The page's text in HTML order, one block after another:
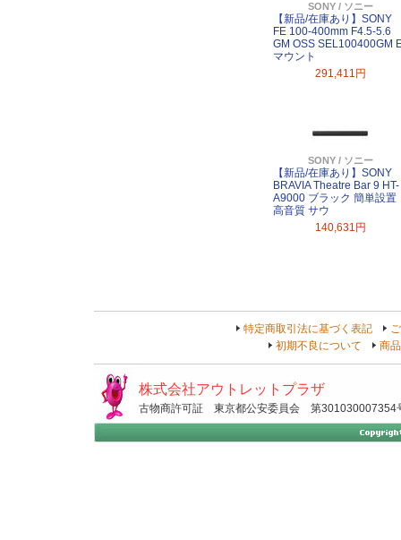
SONY / ソニー
【新品/在庫あり】SONY
FE 100-400mm F4.5-5.6
GM OSS SEL100400GM
マウント
291,411円
SONY / ソニー
【新品/在庫あり】SONY
BRAVIA Theatre Bar 9 HT-
A9000 ブラック 簡単設置
高音質 サウ
140,631円
特定商取引法に基づく表記
初期不良について
商
株式会社アウトレットプラザ
古物商許可証 東京都公安委員会 第301030007354